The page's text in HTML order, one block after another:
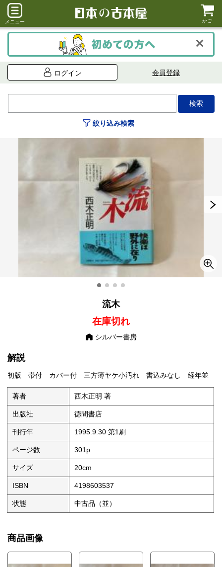
メニュー かご
ログイン 会員登録
絞り込み検索
流木
在庫切れ
シルバー書房
解説
初版 帯付 カバー付 三方薄ヤケ小汚れ 書込みなし 経年並
著者 西木正明 著
出版社 徳間書店
刊行年 1995.9.30 第1刷
ページ数 301p
サイズ 20cm
ISBN 4198603537
状態 中古品（並）
商品画像